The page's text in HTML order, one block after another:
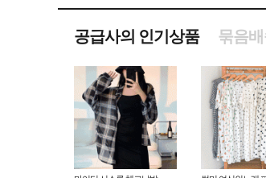
공급사의 인기상품 묶음